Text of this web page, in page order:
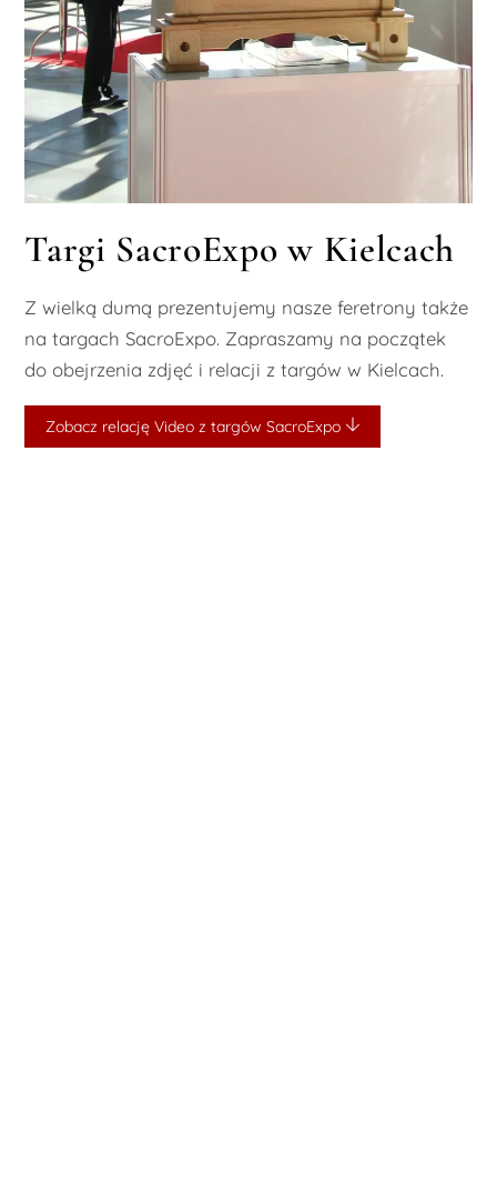
Targi SacroExpo w Kielcach
Z wielką dumą prezentujemy nasze feretrony także
na targach SacroExpo. Zapraszamy na początek
do obejrzenia zdjęć i relacji z targów w Kielcach.
Zobacz relację Video z targów SacroExpo